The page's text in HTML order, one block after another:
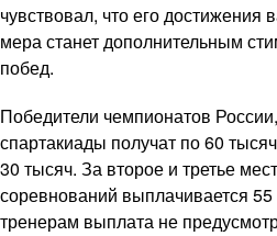
чувствовал, что его достижения
мера станет дополнительным
побед.
Победители чемпионатов
спартакиады получат по 60
30 тысяч. За второе и третье
соревнований выплачивается
тренерам выплата не